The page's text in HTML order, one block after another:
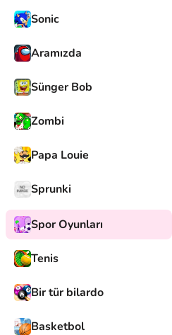
Sonic
Aramızda
Sünger Bob
Zombi
Papa Louie
Sprunki
Spor Oyunları
Tenis
Bir tür bilardo
Basketbol